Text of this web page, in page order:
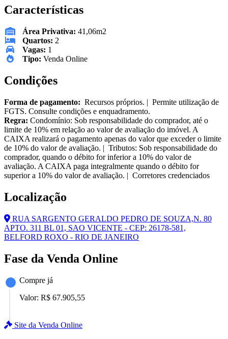
Características
Área Privativa: 41,06m2
Quartos: 2
Vagas: 1
Tipo: Venda Online
Condições
Forma de pagamento: Recursos próprios. | Permite utilização de
FGTS. Consulte condições e enquadramento.
Regra: Condomínio: Sob responsabilidade do comprador, até o
limite de 10% em relação ao valor de avaliação do imóvel. A
CAIXA realizará o pagamento apenas do valor que exceder o limite
de 10% do valor de avaliação. | Tributos: Sob responsabilidade do
comprador, quando o débito for inferior a 10% do valor de
avaliação. A CAIXA paga integralmente quando o débito for
superior a 10% do valor de avaliação. | Corretores credenciados
Localização
RUA SARGENTO GERALDO PEDRO DE SOUZA,N. 80
APTO. 311 BL 01, SAO VICENTE - CEP: 26178-581,
BELFORD ROXO - RIO DE JANEIRO
Fase da Venda Online
Compre já
Valor: R$ 67.905,55
Site da Venda Online